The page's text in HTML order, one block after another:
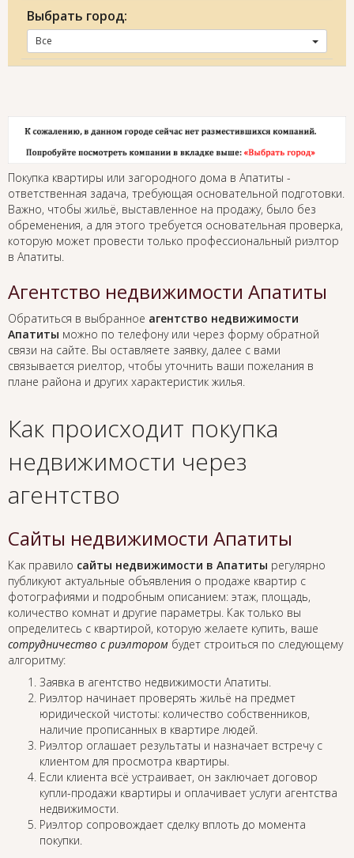
Выбрать город:
Все
Покупка квартиры или загородного дома в Апатиты -
ответственная задача, требующая основательной подготовки.
Важно, чтобы жильё, выставленное на продажу, было без
обременения, а для этого требуется основательная проверка,
которую может провести только профессиональный риэлтор
в Апатиты.
Агентство недвижимости Апатиты
Обратиться в выбранное агентство недвижимости
Апатиты можно по телефону или через форму обратной
связи на сайте. Вы оставляете заявку, далее с вами
связывается риелтор, чтобы уточнить ваши пожелания в
плане района и других характеристик жилья.
Как происходит покупка
недвижимости через
агентство
Сайты недвижимости Апатиты
Как правило сайты недвижимости в Апатиты регулярно
публикуют актуальные объявления о продаже квартир с
фотографиями и подробным описанием: этаж, площадь,
количество комнат и другие параметры. Как только вы
определитесь с квартирой, которую желаете купить, ваше
сотрудничество с риэлтором будет строиться по следующему
алгоритму:
Заявка в агентство недвижимости Апатиты.
Риэлтор начинает проверять жильё на предмет
юридической чистоты: количество собственников,
наличие прописанных в квартире людей.
Риэлтор оглашает результаты и назначает встречу с
клиентом для просмотра квартиры.
Если клиента всё устраивает, он заключает договор
купли-продажи квартиры и оплачивает услуги агентства
недвижимости.
Риэлтор сопровождает сделку вплоть до момента
покупки.